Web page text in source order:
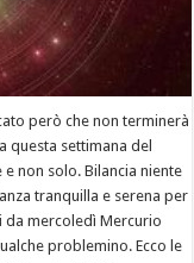
però che non terminerà
questa settimana del
non solo. Bilancia niente
tranquilla e serena per
da mercoledì Mercurio
problemino. Ecco le